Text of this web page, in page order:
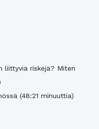
liittyviä riskejä? Miten
(48:21 minuuttia)